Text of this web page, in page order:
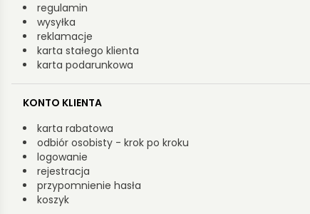
regulamin
wysyłka
reklamacje
karta stałego klienta
karta podarunkowa
KONTO KLIENTA
karta rabatowa
odbiór osobisty - krok po kroku
logowanie
rejestracja
przypomnienie hasła
koszyk